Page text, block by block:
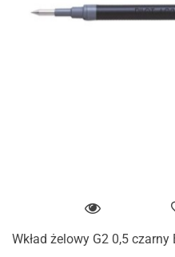
Wkład żelowy G2 0,5 czarny